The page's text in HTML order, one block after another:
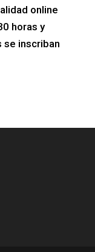
online
horas y
se inscriban